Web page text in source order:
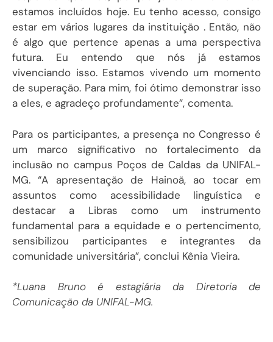
estamos incluídos hoje. Eu tenho acesso, consigo
estar em vários lugares da instituição . Então, não
é algo que pertence apenas a uma perspectiva
futura. Eu entendo que nós já estamos
vivenciando isso. Estamos vivendo um momento
de superação. Para mim, foi ótimo demonstrar isso
a eles, e agradeço profundamente”, comenta.
Para os participantes, a presença no Congresso é
um marco significativo no fortalecimento da
inclusão no campus Poços de Caldas da UNIFAL-
MG. “A apresentação de Hainoã, ao tocar em
assuntos como acessibilidade linguística e
destacar a Libras como um instrumento
fundamental para a equidade e o pertencimento,
sensibilizou participantes e integrantes da
comunidade universitária”, conclui Kênia Vieira.
*Luana Bruno é estagiária da Diretoria de
Comunicação da UNIFAL-MG.